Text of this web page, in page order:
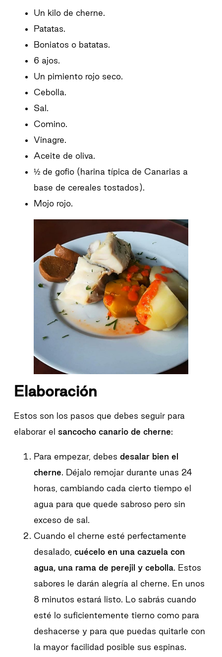
Un kilo de cherne.
Patatas.
Boniatos o batatas.
6 ajos.
Un pimiento rojo seco.
Cebolla.
Sal.
Comino.
Vinagre.
Aceite de oliva.
½ de gofio (harina típica de Canarias a
base de cereales tostados).
Mojo rojo.
Elaboración
Estos son los pasos que debes seguir para
elaborar el sancocho canario de cherne:
Para empezar, debes desalar bien el
cherne. Déjalo remojar durante unas 24
horas, cambiando cada cierto tiempo el
agua para que quede sabroso pero sin
exceso de sal.
Cuando el cherne esté perfectamente
desalado, cuécelo en una cazuela con
agua, una rama de perejil y cebolla. Estos
sabores le darán alegría al cherne. En unos
8 minutos estará listo. Lo sabrás cuando
esté lo suficientemente tierno como para
deshacerse y para que puedas quitarle con
la mayor facilidad posible sus espinas.